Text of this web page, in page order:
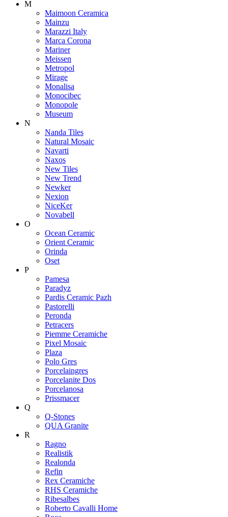
M
Maimoon Ceramica
Mainzu
Marazzi Italy
Marca Corona
Mariner
Meissen
Metropol
Mirage
Monalisa
Monocibec
Monopole
Museum
N
Nanda Tiles
Natural Mosaic
Navarti
Naxos
New Tiles
New Trend
Newker
Nexion
NiceKer
Novabell
O
Ocean Ceramic
Orient Ceramic
Orinda
Oset
P
Pamesa
Paradyz
Pardis Ceramic Pazh
Pastorelli
Peronda
Petracers
Piemme Ceramiche
Pixel Mosaic
Plaza
Polo Gres
Porcelaingres
Porcelanite Dos
Porcelanosa
Prissmacer
Q
Q-Stones
QUA Granite
R
Ragno
Realistik
Realonda
Refin
Rex Ceramiche
RHS Ceramiche
Ribesalbes
Roberto Cavalli Home